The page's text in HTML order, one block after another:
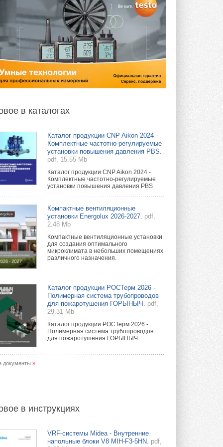
в каталогах
Каталог продукции CNP Aikon 2024 -
Комплектные частотно-регулируемые
установки повышения давления PBS.
pdf, 15.55 Mb
Каталог продукции CNP Aikon 2024 -
Комплектные частотно-регулируемые
установки повышения давления PBS
Компактные вентиляционные
установки Energolux 2026-2027. pdf,
2.48 Mb
Компактные вентиляционные установки
для создания оптимального
микроклимата в небольших помещениях
различного назначения.
Каталог продукции РОСТерм 2026 -
Полимерная система трубопроводов
для пожаротушения ГОРЫНЫЧ.
pdf,
29.31 Mb
Каталог продукции РОСТерм 2026 -
Полимерная система трубопроводов
для пожаротушения ГОРЫНЫЧ
документы »
в инструкциях
VRF-системы Midea - Внутренние
напольные блоки V8 MIH-F3-5HN. pdf,